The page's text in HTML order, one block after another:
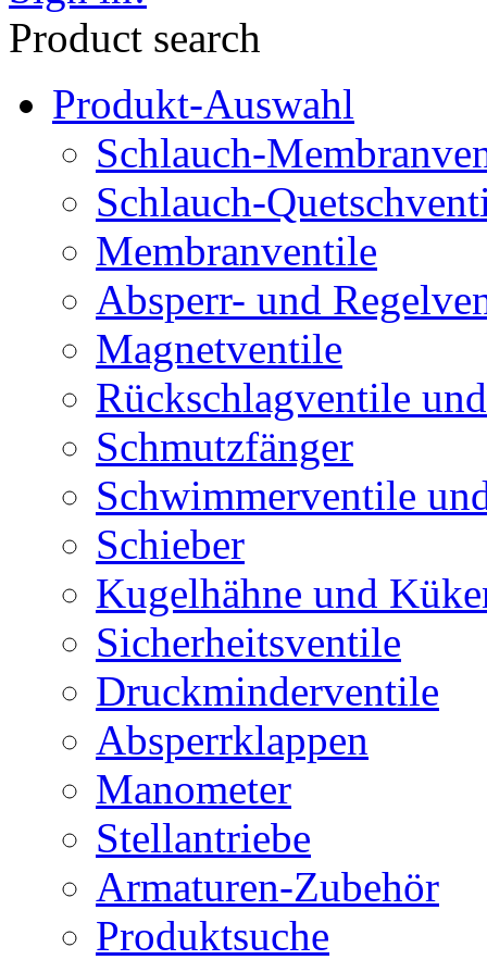
Product search
Produkt-Auswahl
Schlauch-
Schlauch-
Membranventile
Absperr- und
Magnetventile
Rückschlagventile
Schmutzfänger
Schwimmerventile
Schieber
Kugelhähne und
Sicherheitsventile
Druckminderventile
Absperrklappen
Manometer
Stellantriebe
Armaturen-Zubehör
Produktsuche